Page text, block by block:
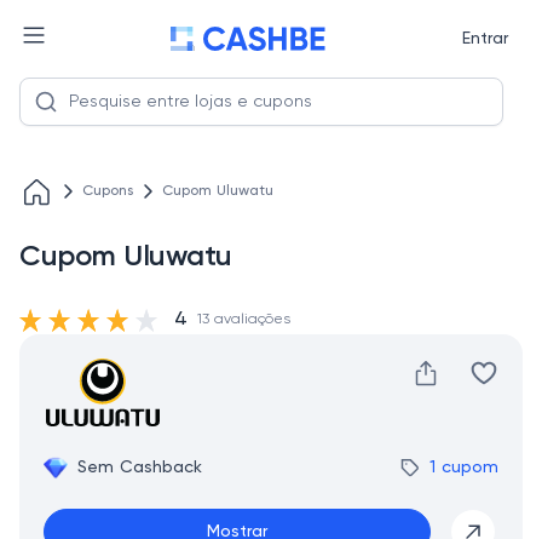
Entrar
Cupons Cupom Uluwatu
Cupom Uluwatu
Sem Cashback 1 cupom
Mostrar
4 13 avaliações